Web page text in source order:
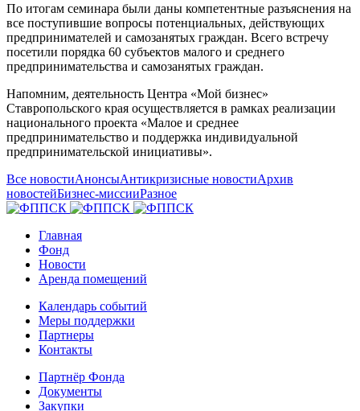
По итогам семинара были даны компетентные разъяснения на
все поступившие вопросы потенциальных, действующих
предпринимателей и самозанятых граждан. Всего встречу
посетили порядка 60 субъектов малого и среднего
предпринимательства и самозанятых граждан.
Напомним, деятельность Центра «Мой бизнес»
Ставропольского края осуществляется в рамках реализации
национального проекта «Малое и среднее
предпринимательство и поддержка индивидуальной
предпринимательской инициативы».
Все новостиАнонсыАнтикризисные новостиАрхив
новостейБизнес-миссииРазное
Главная
Фонд
Новости
Аренда помещений
Календарь событий
Меры поддержки
Партнеры
Контакты
Партнёр Фонда
Документы
Закупки